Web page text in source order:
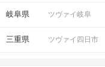
岐阜県 ツヴァイ岐阜
三重県 ツヴァイ四日市